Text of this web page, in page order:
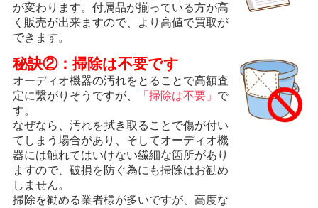
が変わります。付属品が揃っている方が高
く販売が出来ますので、より高値で買取が
できます。
秘訣②：掃除は不要です
オーディオ機器の汚れをとることで高額査
定に繋がりそうですが、
「掃除は不要」 で
す。
なぜなら、汚れを拭き取ることで傷が付い
てしまう場合があり、そしてオーディオ機
器には触れてはいけない繊細な箇所があり
ますので、破損を防ぐ為にも掃除はお勧め
しません。
掃除を勧める業者様が多いですが、高度な